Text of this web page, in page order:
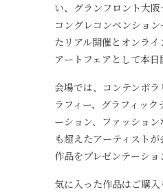
い、グランフロント大
コングレコンベンショ
たリアル開催とオンラ
アートフェアとして本日
会場では、コンテンポ
ラフィー、グラフィッ
ーション、ファッショ
も超えたアーティスト
作品をプレゼンテーショ
気に入った作品はご購